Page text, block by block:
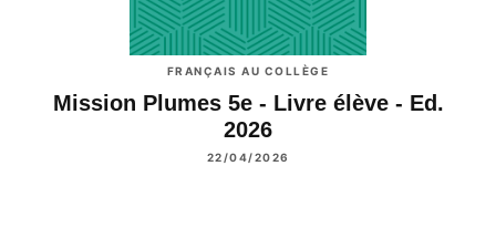
FRANÇAIS AU COLLÈGE
Mission Plumes 5e - Livre élève - Ed.
2026
22/04/2026